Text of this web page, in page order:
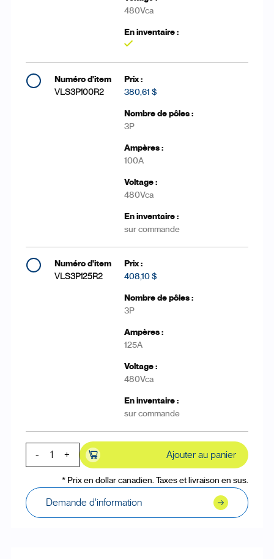
480Vca
VLS3P100R2 380,61 $
3P
100A
480Vca
sur commande
VLS3P125R2 408,10 $
3P
125A
480Vca
sur commande
- + Ajouter au panier
* Prix en dollar canadien. Taxes et livraison en sus.
Demande d'information